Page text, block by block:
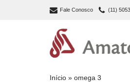
Fale Conosco (11)
Início » omega 3